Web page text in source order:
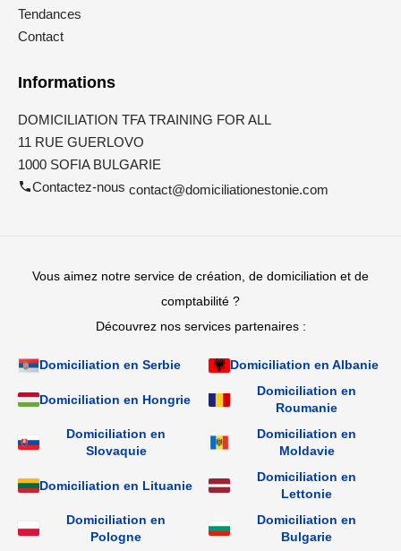
Tendances
Contact
Informations
DOMICILIATION TFA TRAINING FOR ALL
11 RUE GUERLOVO
1000 SOFIA BULGARIE
Contactez-nous contact@domiciliationestonie.com
Vous aimez notre service de création, de domiciliation et de
comptabilité ?
Découvrez nos services partenaires :
Domiciliation en Serbie Domiciliation en Albanie
Domiciliation en Hongrie
Domiciliation en
Roumanie
Domiciliation en
Slovaquie
Domiciliation en
Moldavie
Domiciliation en Lituanie
Domiciliation en
Lettonie
Domiciliation en
Pologne
Domiciliation en
Bulgarie